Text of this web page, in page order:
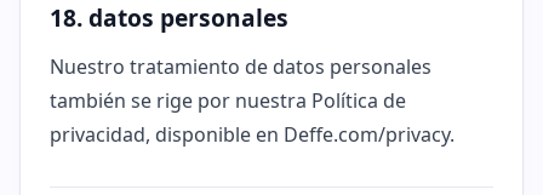
18. datos personales
Nuestro tratamiento de datos personales
también se rige por nuestra Política de
privacidad, disponible en Deffe.com/privacy.